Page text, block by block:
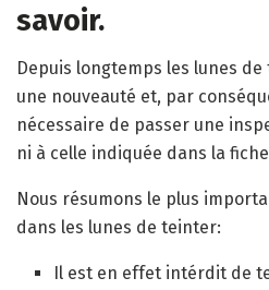
savoir.
Depuis longtemps les lunes
une nouveauté et, par
nécessaire de passer une
ni à celle indiquée dans la
Nous résumons le plus
dans les lunes de teinter:
Il est en effet intérdit de